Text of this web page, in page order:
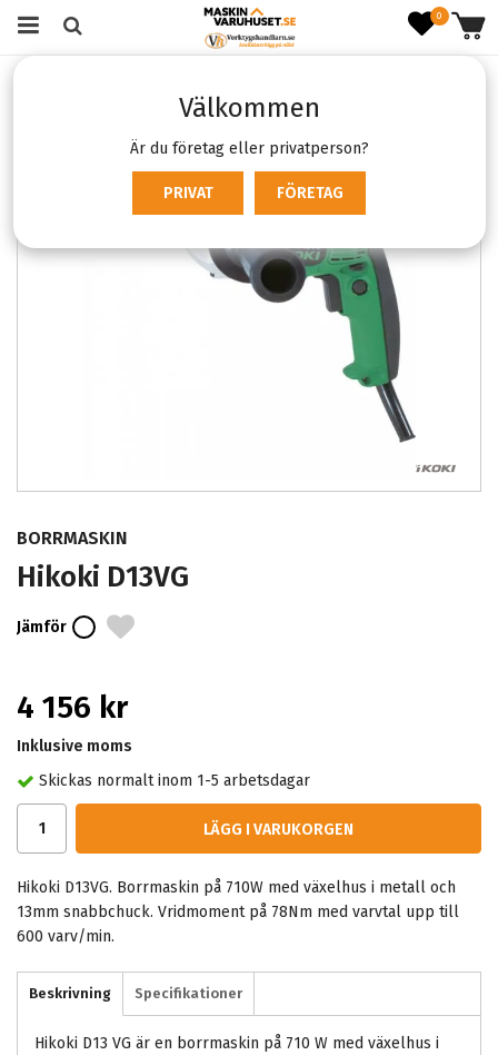
0
Välkommen
Är du företag eller privatperson?
PRIVAT FÖRETAG
Hikoki D13VG
BORRMASKIN
Hikoki D13VG
Jämför
4 156 kr
Inklusive moms
Skickas normalt inom 1-5 arbetsdagar
LÄGG I VARUKORGEN
Hikoki D13VG. Borrmaskin på 710W med växelhus i metall och
13mm snabbchuck. Vridmoment på 78Nm med varvtal upp till
600 varv/min.
Beskrivning Specifikationer
Hikoki D13 VG är en borrmaskin på 710 W med växelhus i